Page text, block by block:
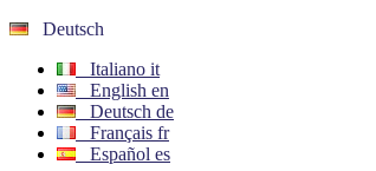
Deutsch
Italiano it
English en
Deutsch de
Français fr
Español es